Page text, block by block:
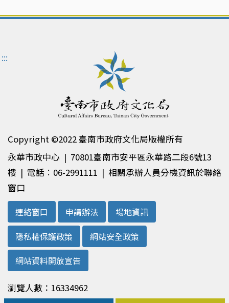
:::
Copyright ©2022 臺南市政府文化局版權所有
永華市政中心 | 70801臺南市安平區永華路二段6號13
樓 | 電話︰06-2991111 | 相關承辦人員分機資訊於聯絡
窗口
連絡窗口
申請辦法
場地資訊
隱私權保護政策
網站安全政策
網站資料開放宣告
瀏覽人數：16334962